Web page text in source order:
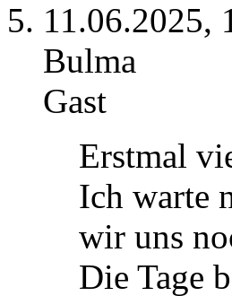
11.06.2025,
Bulma
Gast
Erstmal
Ich warte
wir uns
Die Tage